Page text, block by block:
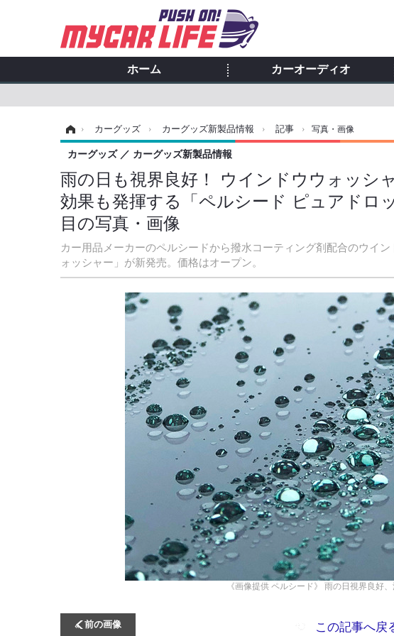
ホーム カーオーディオ
› カーグッズ › カーグッズ新製品情報 › 記事 › 写真・画像
雨の日も視界良好！ ウインドウウォッシ
効果も発揮する「ペルシード ピュアドロ
目の写真・画像
カー用品メーカーのペルシードから撥水コーティング剤配合のウイ
ォッシャー」が新発売。価格はオープン。
カーグッズ カーグッズ新製品情報
《画像提供 ペルシード》 雨の日視界良好
前の画像 この記事へ戻